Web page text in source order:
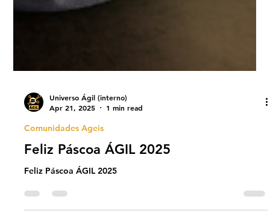
Universo Ágil (interno)
Apr 21, 2025
1 min read
Comunidades Ageis
Feliz Páscoa ÁGIL 2025